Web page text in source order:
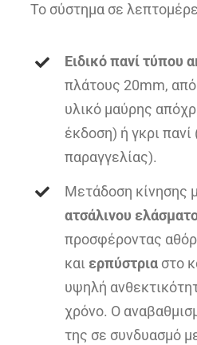
Το σύστημα σε
Ειδικό πανί τύπου
πλάτους 20mm,
υλικό μαύρης
έκδοση) ή γκρι πανί
παραγγελίας).
Μετάδοση κίνησης
ατσάλινου
προσφέροντας
και ερπύστρια στο
υψηλή
χρόνο. Ο
της σε συνδυασμό